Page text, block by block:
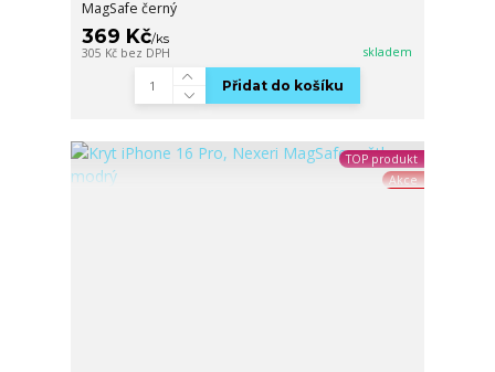
MagSafe černý
369 Kč/ks
305 Kč bez DPH skladem
Přidat do košíku
TOP produkt
Akce